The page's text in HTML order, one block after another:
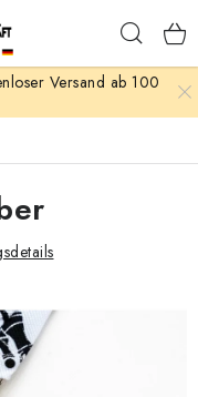
Versand ab 100